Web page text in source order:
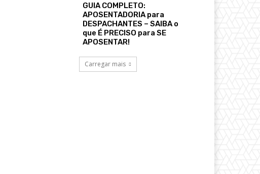
GUIA COMPLETO:
APOSENTADORIA para
DESPACHANTES – SAIBA o
que É PRECISO para SE
APOSENTAR!
Carregar mais